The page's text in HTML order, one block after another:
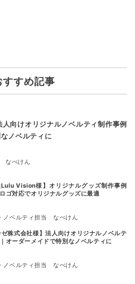
すすめ記事
人向けオリジナルノベルティ制作事例
ノベルティに
なべけん
Lulu Vision様】オリジナルグッズ制作事例
ゴ対応でオリジナルグッズに最適
ノベルティ担当 なべけん
ゼ株式会社様】法人向けオリジナルノベルテ
オーダーメイドで特別なノベルティに
ノベルティ担当 なべけん